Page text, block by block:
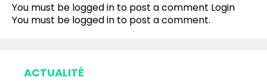
You must be logged in to post a comment Login
You must be logged in to post a comment.
ACTUALITÉ